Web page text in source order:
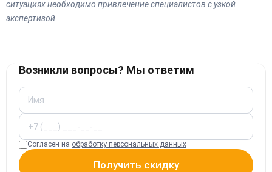
ситуациях необходимо привлечение специалистов с узкой
экспертизой.
Возникли вопросы? Мы ответим
Согласен на обработку персональных данных
Получить скидку